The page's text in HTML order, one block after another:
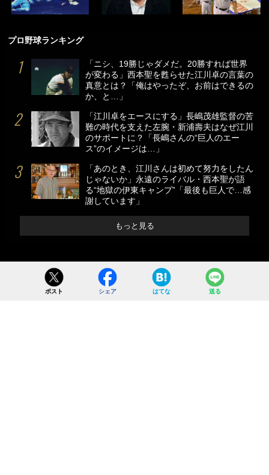
プロ野球ランキング
「ニシ、19勝じゃダメだ。20勝すれば世界
が変わる」西本聖を甦らせた江川卓の言葉の
真意とは？「俺はやったぞ、お前はできるの
か、と…」
「江川卓をエースにする」長嶋茂雄監督の苦
難の時代を支えた左腕・新浦壽夫はなぜ江川
のサポートに？「長嶋さんの“巨人のエー
ス”のイメージは…」
「あのとき、江川さんは初めて努力をしたん
じゃないか」永遠のライバル・西本聖が語
る“地獄の伊東キャンプ”「最後も巨人で…感
謝しています」
もっと見る
ポスト シェア はてな 送る